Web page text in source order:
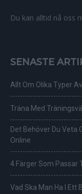
Du kan alltid nå oss
SENASTE
Allt Om Olika Typer
Träna Med
Det Behöver Du Veta
Online
4 Färger Som Passar
Vad Ska Man Ha I Ett